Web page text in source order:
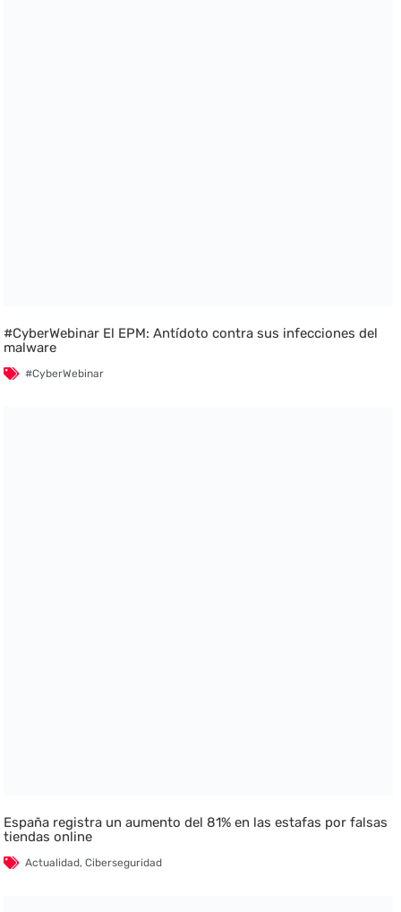
#CyberWebinar El EPM: Antídoto contra sus infecciones del
malware
#CyberWebinar
España registra un aumento del 81% en las estafas por falsas
tiendas online
Actualidad,Ciberseguridad